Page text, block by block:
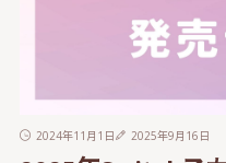
2024年11月1日 2025年9月16日